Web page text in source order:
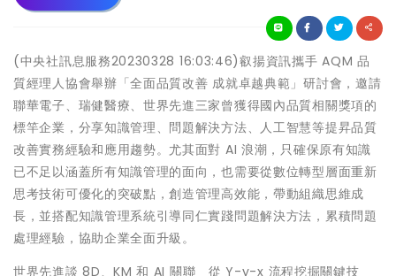
(中央社訊息服務20230328 16:03:46)叡揚資訊攜手 AQM 品
質經理人協會舉辦「全面品質改善 成就卓越典範」研討會，邀請
聯華電子、瑞健醫療、世界先進三家曾獲得國內品質相關獎項的
標竿企業，分享知識管理、問題解決方法、人工智慧等提昇品質
改善實務經驗和應用趨勢。尤其面對 AI 浪潮，只確保原有知識
已不足以涵蓋所有知識管理的面向，也需要從數位轉型層面重新
思考技術可優化的突破點，創造管理高效能，帶動組織思維成
長，並搭配知識管理系統引導同仁實踐問題解決方法，累積問題
處理經驗，協助企業全面升級。
世界先進談 8D、KM 和 AI 關聯 從 Y-y-x 流程挖掘關鍵技